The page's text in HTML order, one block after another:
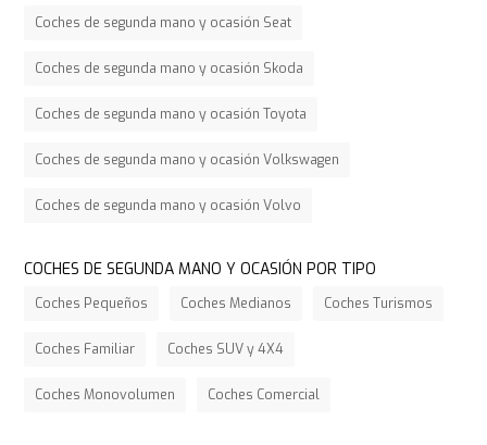
Coches de segunda mano y ocasión Seat
Coches de segunda mano y ocasión Skoda
Coches de segunda mano y ocasión Toyota
Coches de segunda mano y ocasión Volkswagen
Coches de segunda mano y ocasión Volvo
COCHES DE SEGUNDA MANO Y OCASIÓN POR TIPO
Coches Pequeños Coches Medianos Coches Turismos
Coches Familiar Coches SUV y 4X4
Coches Monovolumen Coches Comercial